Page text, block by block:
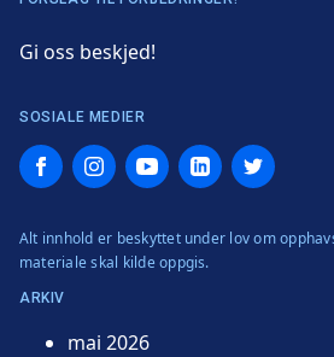
Gi oss beskjed!
SOSIALE MEDIER
FacebookInstagramYouTubeLinkedInTwitter
Alt innhold er beskyttet under lov om
materiale skal kilde oppgis.
ARKIV
mai 2026